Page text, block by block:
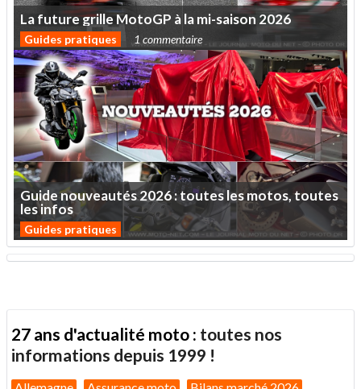
Lafuturegrille MotoGP àlami-saison 2026
Guides pratiques 1 commentaire
Guidenouveautés2026:touteslesmotos,toutes
lesinfos
Guides pratiques
27 ans d'actualité moto : toutes nos
informations depuis 1999 !